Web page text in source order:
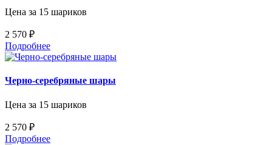
Цена за 15 шариков
2 570 ₽
Подробнее
Черно-серебряные шары
Цена за 15 шариков
2 570 ₽
Подробнее